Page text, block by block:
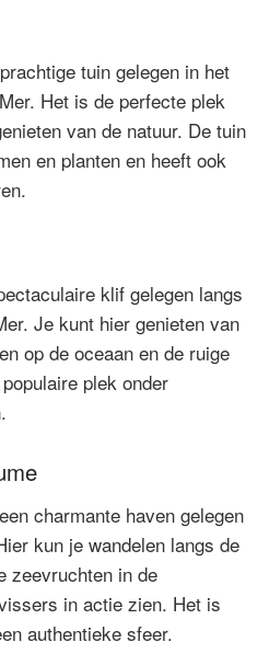
tuin gelegen in het
Het is de perfecte plek
van de natuur. De tuin
en planten en heeft ook
klif gelegen langs
Je kunt hier genieten van
op de oceaan en de ruige
plek onder
charmante haven gelegen
kun je wandelen langs de
zeevruchten in de
in actie zien. Het is
authentieke sfeer.